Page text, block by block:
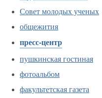
Совет молодых ученых
общежития
пресс-центр
пушкинская гостиная
фотоальбом
факультетская газета